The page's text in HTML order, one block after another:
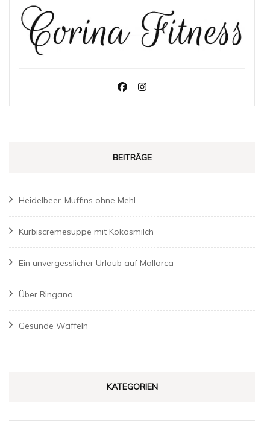
BEITRÄGE
Heidelbeer-Muffins ohne Mehl
Kürbiscremesuppe mit Kokosmilch
Ein unvergesslicher Urlaub auf Mallorca
Über Ringana
Gesunde Waffeln
KATEGORIEN